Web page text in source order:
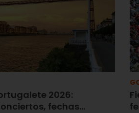
2026:
fechas…